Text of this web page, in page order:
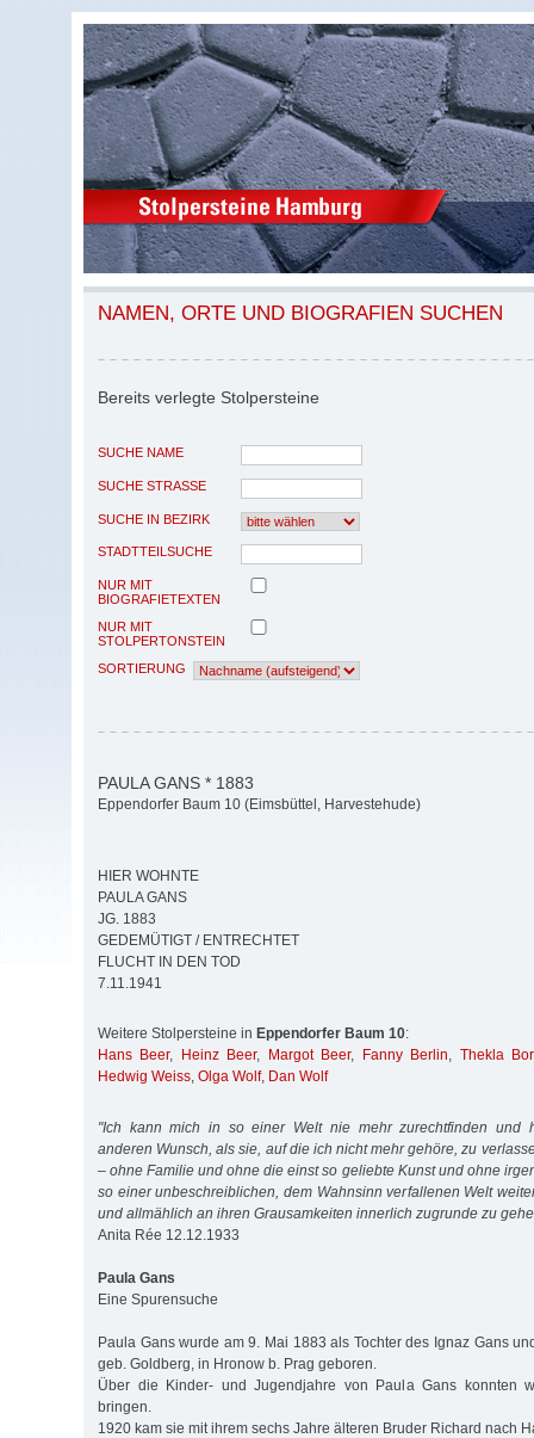
NAMEN, ORTE UND BIOGRAFIEN SUCHEN
Bereits verlegte Stolpersteine
SUCHE NAME
SUCHE STRASSE
SUCHE IN BEZIRK
STADTTEILSUCHE
NUR MIT
BIOGRAFIETEXTEN
NUR MIT
STOLPERTONSTEIN
SORTIERUNG
PAULA GANS * 1883
Eppendorfer Baum 10 (Eimsbüttel, Harvestehude)
HIER WOHNTE
PAULA GANS
JG. 1883
GEDEMÜTIGT / ENTRECHTET
FLUCHT IN DEN TOD
7.11.1941
Weitere Stolpersteine in Eppendorfer Baum 10:
Hans Beer, Heinz Beer, Margot Beer, Fanny Berlin, Thekla
Hedwig Weiss, Olga Wolf, Dan Wolf
"Ich kann mich in so einer Welt nie mehr zurechtfinden und
anderen Wunsch, als sie, auf die ich nicht mehr gehöre, zu
– ohne Familie und ohne die einst so geliebte Kunst und ohne
so einer unbeschreiblichen, dem Wahnsinn verfallenen Welt
und allmählich an ihren Grausamkeiten innerlich zugrunde zu
Anita Rée 12.12.1933
Paula Gans
Eine Spurensuche
Paula Gans wurde am 9. Mai 1883 als Tochter des Ignaz Gans
geb. Goldberg, in Hronow b. Prag geboren.
Über die Kinder- und Jugendjahre von Paula Gans konnten
bringen.
1920 kam sie mit ihrem sechs Jahre älteren Bruder Richard nach